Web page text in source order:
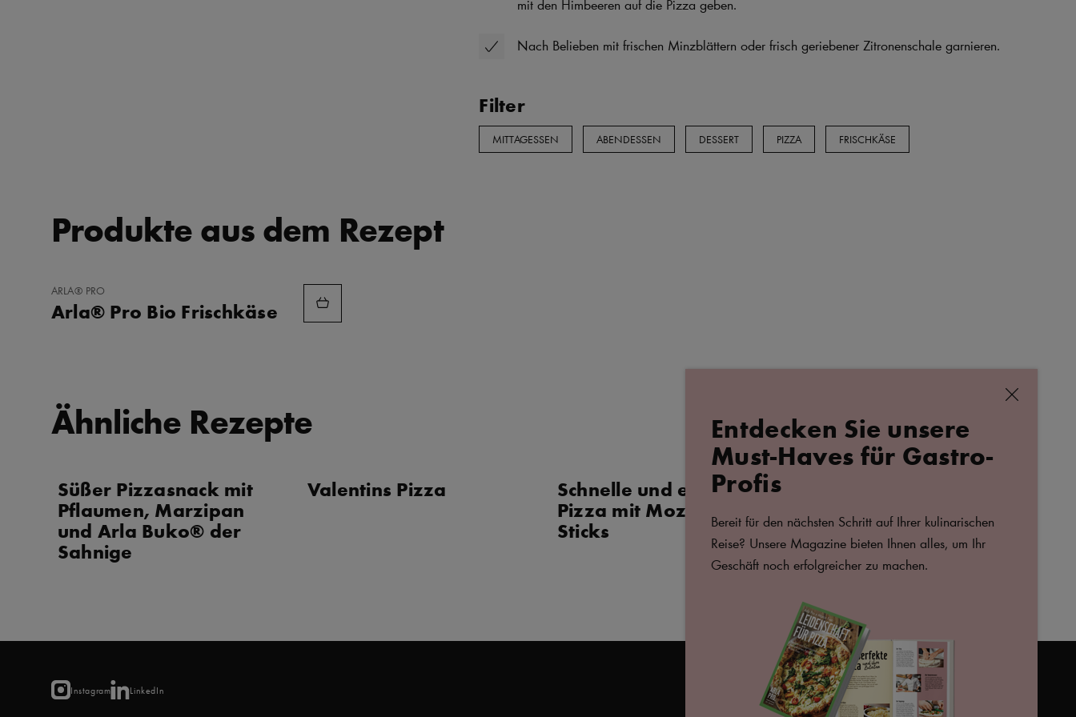
Nach Belieben mit frischen Minzblättern oder frisch geriebener Zitronenschale garnieren.
Filter
MITTAGESSEN ABENDESSEN DESSERT PIZZA FRISCHKÄSE
Produkte aus dem Rezept
ZU
HINZUFÜGEN
ARLA® PRO
Arla® Pro Bio Frischkäse
Ähnliche Rezepte ALLE REZEPTE
Süßer Pizzasnack mit
Pflaumen, Marzipan
und Arla Buko® der
Sahnige
Valentins Pizza
Schnelle und einfache
Pizza mit Mozzarella
Sticks
Instagram LinkedIn
schließen
Entdecken Sie unsere
Must-Haves für Gastro-
Profis
Bereit für den nächsten Schritt auf Ihrer kulinarischen
Reise? Unsere Magazine bieten Ihnen alles, um Ihr
Geschäft noch erfolgreicher zu machen.